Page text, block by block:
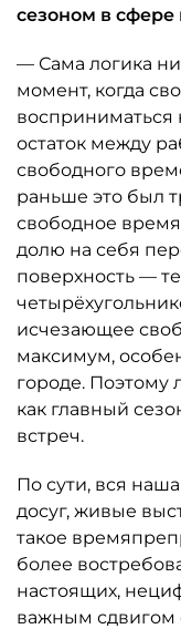
сезоном в сфере
— Сама логика
момент, когда
восприниматься
остаток между
свободного
раньше это был
свободное
долю на себя
поверхность —
исчезающее
максимум,
городе. Поэтому
как главный
встреч.
По сути, вся
досуг, живые
такое
более
настоящих,
важным сдвигом